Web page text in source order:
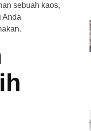
sebuah kaos,
Anda